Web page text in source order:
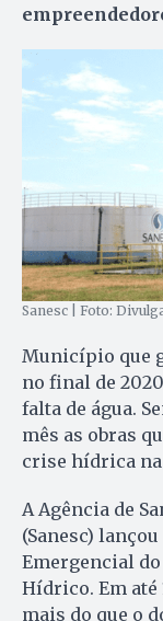
Sanesc | Foto:
Município que
no final de
falta de água.
mês as obras
crise hídrica na
A Agência de
(Sanesc)
Emergencial
Hídrico. Em até
mais do que o